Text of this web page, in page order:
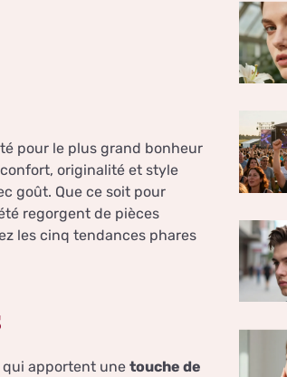
pour le plus grand bonheur
originalité et style
goût. Que ce soit pour
regorgent de pièces
les cinq tendances phares
qui apportent une touche de